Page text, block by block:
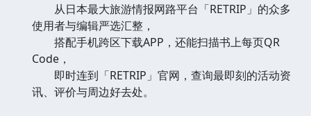
从日本最大旅游情报网路平台「RETRIP」的众多
使用者与编辑严选汇整，
搭配手机跨区下载APP，还能扫描书上每页QR
Code，
即时连到「RETRIP」官网，查询最即刻的活动资
讯、评价与周边好去处。